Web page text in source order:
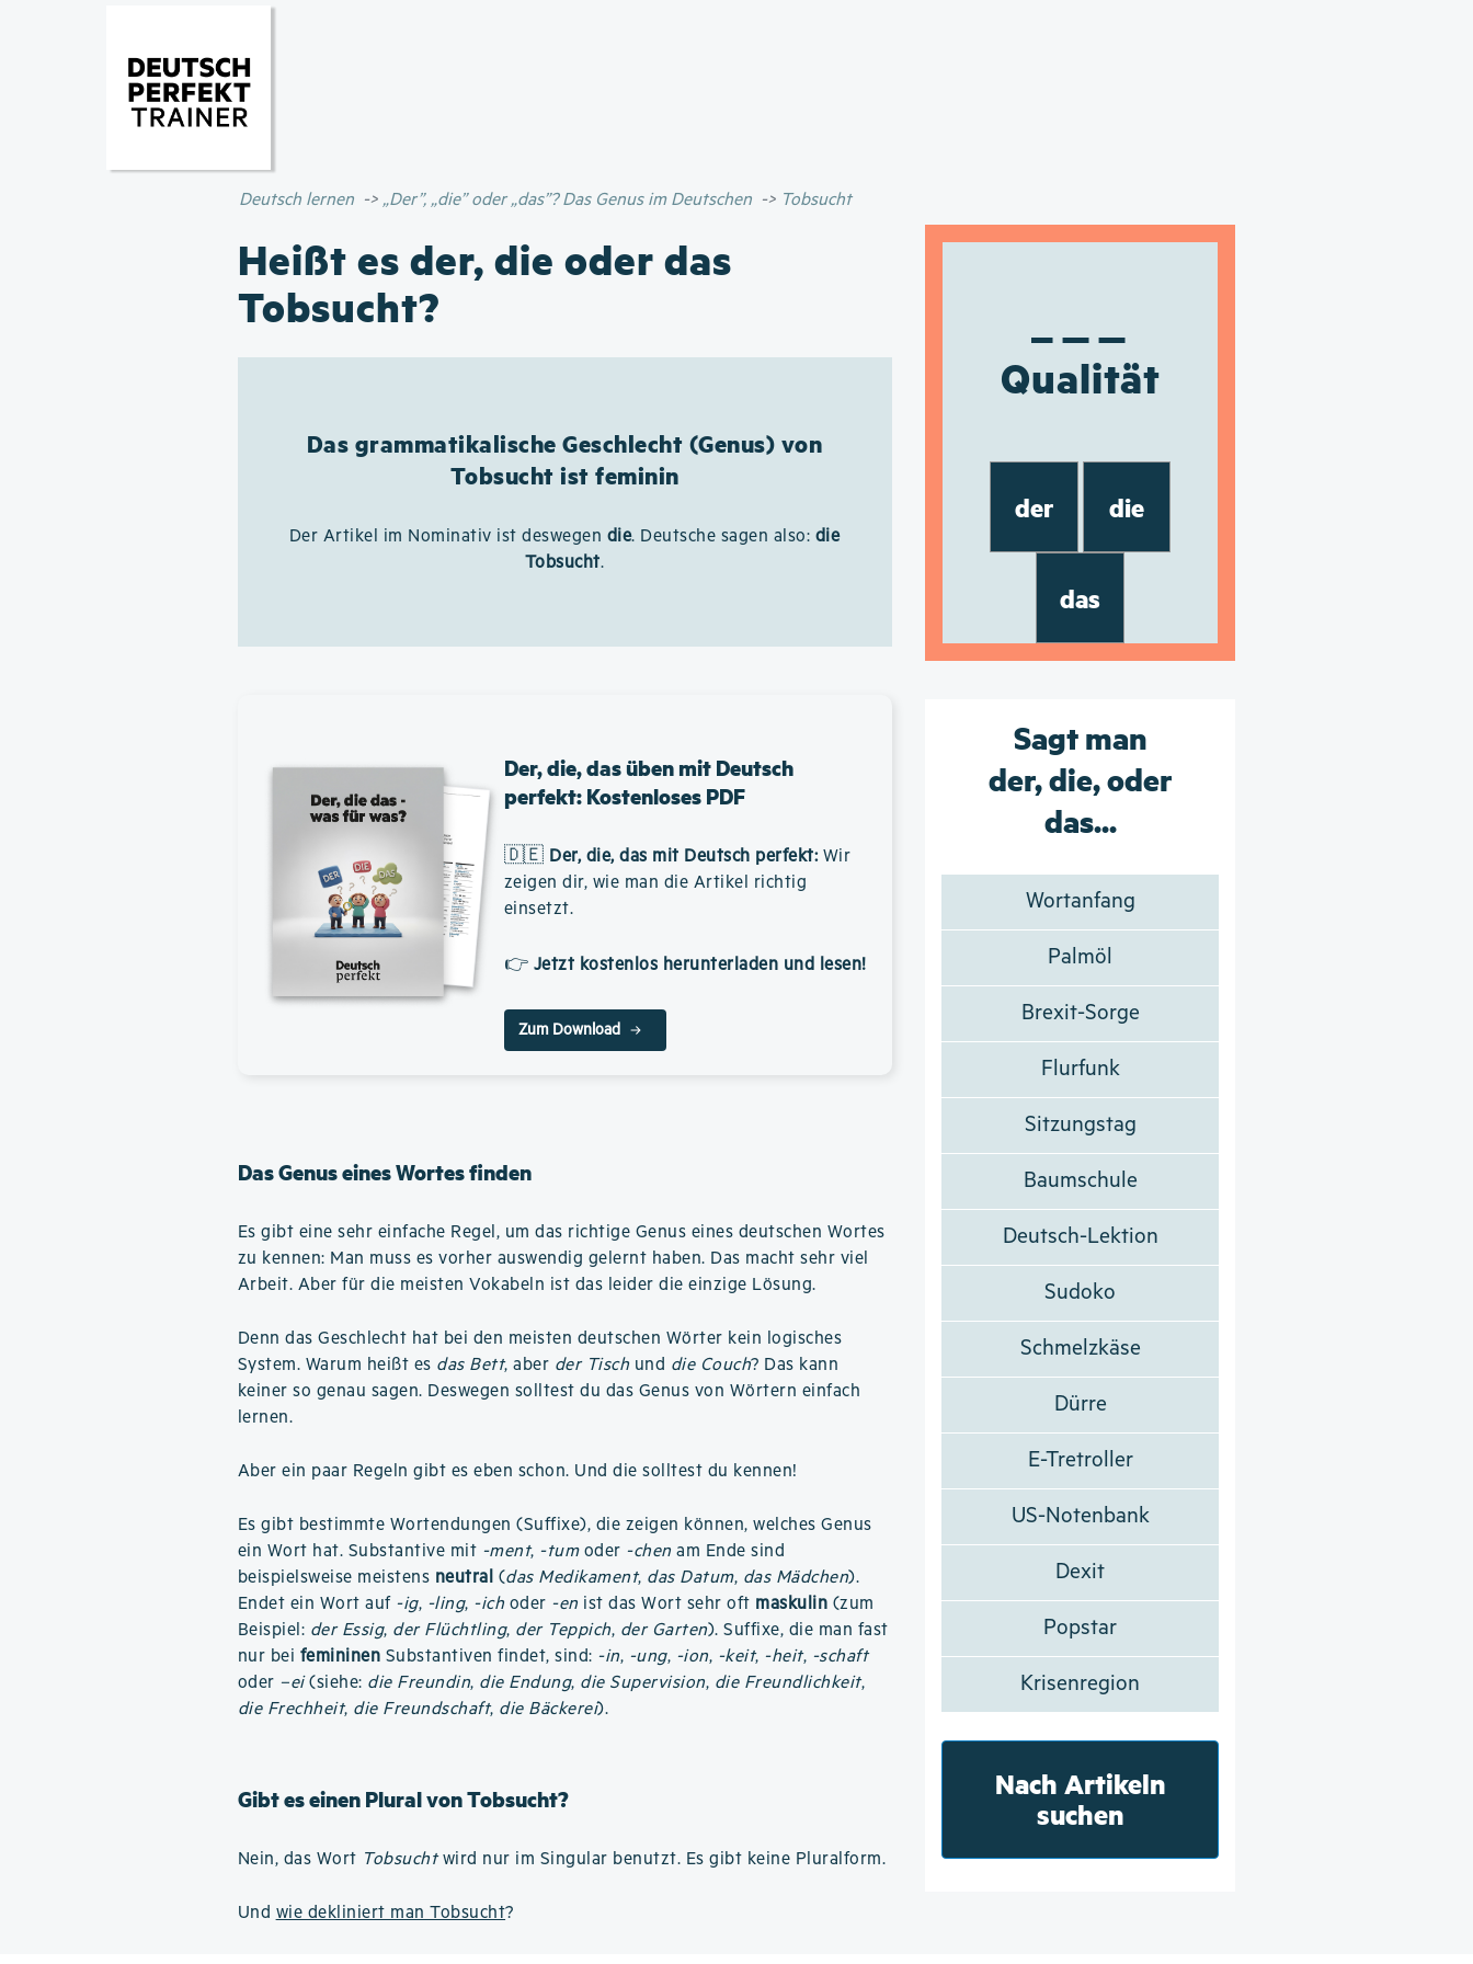
Deutsch lernen „Der”, „die” oder „das”? Das Genus im Deutschen Tobsucht
Heißt es der, die oder das
Tobsucht?
Das grammatikalische Geschlecht (Genus) von
Tobsucht ist feminin
Der Artikel im Nominativ ist deswegen die. Deutsche sagen also: die
Tobsucht.
Der, die, das üben mit Deutsch
perfekt: Kostenloses PDF
🇩🇪 Der, die, das mit Deutsch perfekt: Wir
zeigen dir, wie man die Artikel richtig
einsetzt.
👉 Jetzt kostenlos herunterladen und lesen!
Zum Download
Das Genus eines Wortes finden
Es gibt eine sehr einfache Regel, um das richtige Genus eines deutschen Wortes
zu kennen: Man muss es vorher auswendig gelernt haben. Das macht sehr viel
Arbeit. Aber für die meisten Vokabeln ist das leider die einzige Lösung.
Denn das Geschlecht hat bei den meisten deutschen Wörter kein logisches
System. Warum heißt es das Bett, aber der Tisch und die Couch? Das kann
keiner so genau sagen. Deswegen solltest du das Genus von Wörtern einfach
lernen.
Aber ein paar Regeln gibt es eben schon. Und die solltest du kennen!
Es gibt bestimmte Wortendungen (Suffixe), die zeigen können, welches Genus
ein Wort hat. Substantive mit -ment, -tumoder -chen am Ende sind
beispielsweise meistens neutral (das Medikament, das Datum, das Mädchen).
Endet ein Wort auf -ig, -ling, -ich oder -en ist das Wort sehr oft maskulin (zum
Beispiel: der Essig, der Flüchtling, der Teppich, der Garten). Suffixe, die man fast
nur bei femininen Substantiven findet, sind: -in, -ung, -ion, -keit, -heit, -schaft
oder –ei(siehe: die Freundin, die Endung, die Supervision, die Freundlichkeit,
die Frechheit, die Freundschaft, die Bäckerei).
Gibt es einen Plural von Tobsucht?
Nein, das Wort Tobsuchtwird nur im Singular benutzt. Es gibt keine Pluralform.
Und wie dekliniert man Tobsucht?
Qualität
der die
das
Sagt man
der, die, oder
das...
Wortanfang
Palmöl
Brexit-Sorge
Flurfunk
Sitzungstag
Baumschule
Deutsch-Lektion
Sudoko
Schmelzkäse
Dürre
E-Tretroller
US-Notenbank
Dexit
Popstar
Krisenregion
Nach Artikeln
suchen